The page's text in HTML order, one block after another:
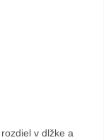
v dlžke a